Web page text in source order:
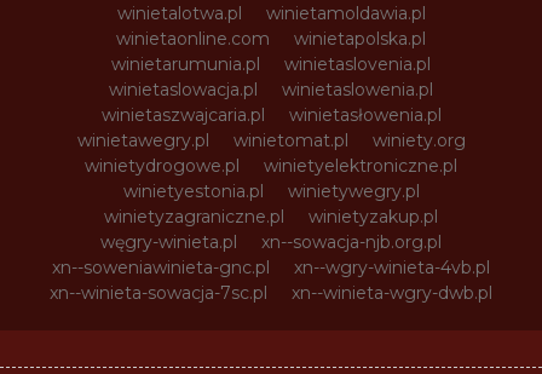
winietalotwa.pl
winietamoldawia.pl
winietaonline.com
winietapolska.pl
winietarumunia.pl
winietaslovenia.pl
winietaslowacja.pl
winietaslowenia.pl
winietaszwajcaria.pl
winietasłowenia.pl
winietawegry.pl
winietomat.pl
winiety.org
winietydrogowe.pl
winietyelektroniczne.pl
winietyestonia.pl
winietywegry.pl
winietyzagraniczne.pl
winietyzakup.pl
węgry-winieta.pl
xn--sowacja-njb.org.pl
xn--soweniawinieta-gnc.pl
xn--wgry-winieta-4vb.pl
xn--winieta-sowacja-7sc.pl
xn--winieta-wgry-dwb.pl